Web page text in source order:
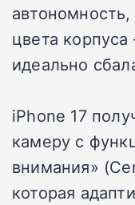
цвета
идеально
iPhone 17
камеру с
внимания»
которая